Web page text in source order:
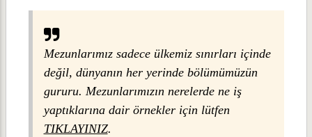
Mezunlarımız sadece ülkemiz sınırları içinde
değil, dünyanın her yerinde bölümümüzün
gururu. Mezunlarımızın nerelerde ne iş
yaptıklarına dair örnekler için lütfen
TIKLAYINIZ.